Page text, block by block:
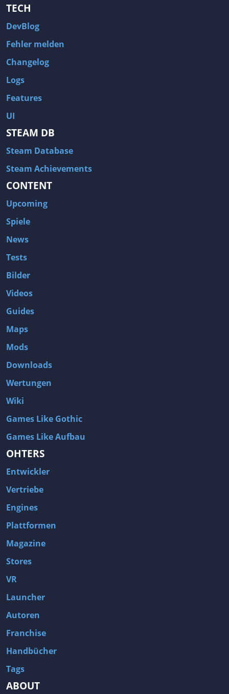
TECH
DevBlog
Fehler melden
Changelog
Logs
Features
UI
STEAM DB
Steam Database
Steam Achievements
CONTENT
Upcoming
Spiele
News
Tests
Bilder
Videos
Guides
Maps
Mods
Downloads
Wertungen
Wiki
Games Like Gothic
Games Like Aufbau
OHTERS
Entwickler
Vertriebe
Engines
Plattformen
Magazine
Stores
VR
Launcher
Autoren
Franchise
Handbücher
Tags
ABOUT